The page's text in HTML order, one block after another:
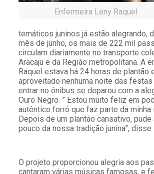
Enfermeira Leny Raquel
temáticos juninos já estão alegrando,
mês de junho, os mais de 222 mil
circulam diariamente no transporte
Aracaju e da Região metropolitana. A
Raquel estava há 24 horas de plantão
aproveitado nenhuma noite das festas
entrar no ônibus se deparou com a
Ouro Negro. ” Estou muito feliz em
autêntico forró que faz parte da minha
Depois de um plantão cansativo, pude
pouco da nossa tradição junina”, disse
O projeto proporcionou alegria aos
cantaram várias músicas famosas, e